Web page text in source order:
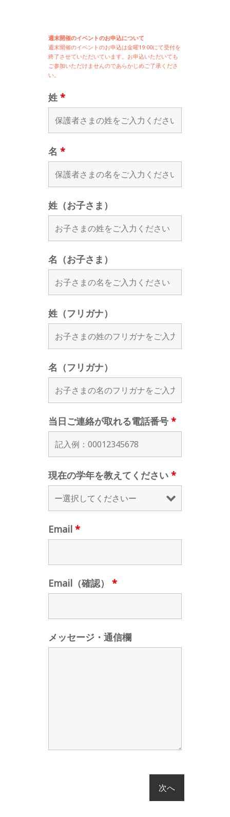
週末開催のイベントのお申込について
週末開催のイベントのお申込は金曜19:00にて受付を
終了させていただいています。お申込いただいても
ご参加いただけませんのであらかじめご了承くださ
い。
姓 *
名 *
姓（お子さま）
名（お子さま）
姓（フリガナ）
名（フリガナ）
当日ご連絡が取れる電話番号 *
現在の学年を教えてください *
Email *
Email（確認） *
メッセージ・通信欄